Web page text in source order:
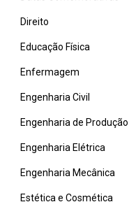
Direito
Educação Física
Enfermagem
Engenharia Civil
Engenharia de Produção
Engenharia Elétrica
Engenharia Mecânica
Estética e Cosmética